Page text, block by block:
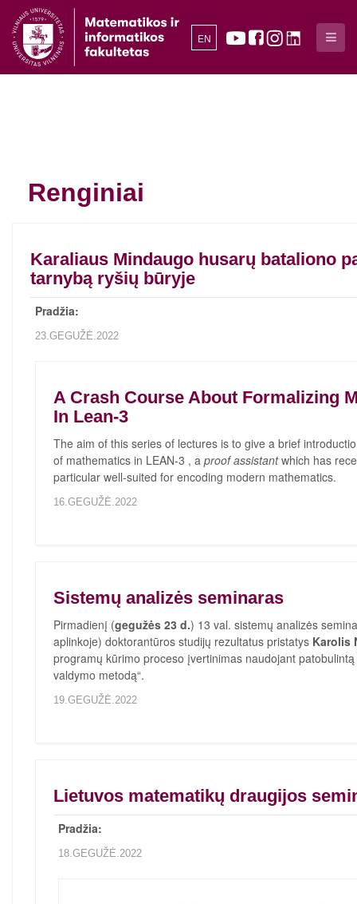
EN
Renginiai
Karaliaus Mindaugo husarų bataliono
tarnybą ryšių būryje
Pradžia:
23.GEGUŽĖ.2022
A Crash Course About Formalizing
In Lean-3
The aim of this series of lectures is to give a brief
of mathematics in LEAN-3 , a proof assistantwhich has
particular well-suited for encoding modern mathematics.
16.GEGUŽĖ.2022
Sistemų analizės seminaras
Pirmadienį (gegužės 23 d.) 13 val. sistemų analizės
aplinkoje) doktorantūros studijų rezultatus pristatys Karolis
programų kūrimo proceso įvertinimas naudojant
valdymo metodą“.
19.GEGUŽĖ.2022
Lietuvos matematikų draugijos
Pradžia:
18.GEGUŽĖ.2022